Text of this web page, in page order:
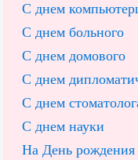
С днем
С днем больного
С днем домового
С днем
С днем
С днем науки
На День рождения